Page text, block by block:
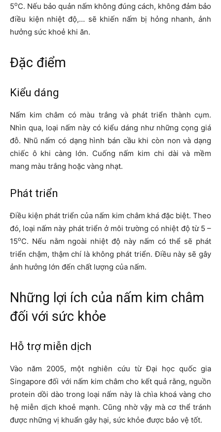
5oC. Nếu bảo quản nấm không đúng cách, không đảm bảo
điều kiện nhiệt độ,… sẽ khiến nấm bị hỏng nhanh, ảnh
hưởng sức khoẻ khi ăn.
Đặc điểm
Kiểu dáng
Nấm kim châm có màu trắng và phát triển thành cụm.
Nhìn qua, loại nấm này có kiểu dáng như những cọng giá
đỗ. Nhũ nấm có dạng hình bán cầu khi còn non và dạng
chiếc ô khi càng lớn. Cuống nấm kim chi dài và mềm
mang màu trắng hoặc vàng nhạt.
Phát triển
Điều kiện phát triển của nấm kim châm khá đặc biệt. Theo
đó, loại nấm này phát triển ở môi trường có nhiệt độ từ 5 –
15oC. Nếu nằm ngoài nhiệt độ này nấm có thể sẽ phát
triển chậm, thậm chí là không phát triển. Điều này sẽ gây
ảnh hưởng lớn đến chất lượng của nấm.
Những lợi ích của nấm kim châm
đối với sức khỏe
Hỗ trợ miễn dịch
Vào năm 2005, một nghiên cứu từ Đại học quốc gia
Singapore đối với nấm kim châm cho kết quả rằng, nguồn
protein dồi dào trong loại nấm này là chìa khoá vàng cho
hệ miễn dịch khoẻ mạnh. Cũng nhờ vậy mà cơ thể tránh
được những vị khuẩn gây hại, sức khỏe được bảo vệ tốt.